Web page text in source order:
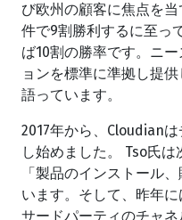
び欧州の顧客に焦点を
件で9割勝利するに至っ
ば10割の勝率です。ニ
ョンを標準に準拠し提
語っています。
2017年から、Cloudian
し始めました。 Tso氏は
「製品のインストール
います。そして、昨年
サードパーティのチャ